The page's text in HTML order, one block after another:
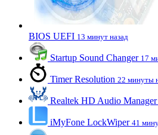
BIOS UEFI 13 минут назад
Startup Sound Changer 17
Timer Resolution 22 минуты
Realtek HD Audio Manager
iMyFone LockWiper 41